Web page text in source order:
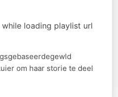
loading playlist url
om haar storie te deel